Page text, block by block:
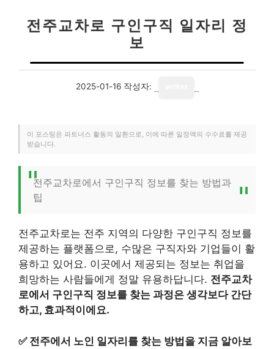
전주교차로 구인구직 일자리 정
보
2025-01-16 작성자:
이 포스팅은 파트너스 활동의 일환으로, 이에 따른 일정액의 수수료를 제공
받습니다.
전주교차로에서 구인구직 정보를 찾는 방법과
팁
전주교차로는 전주 지역의 다양한 구인구직 정보를
제공하는 플랫폼으로, 수많은 구직자와 기업들이 활
용하고 있어요. 이곳에서 제공되는 정보는 취업을
희망하는 사람들에게 정말 유용하답니다. 전주교차
로에서 구인구직 정보를 찾는 과정은 생각보다 간단
하고, 효과적이에요.
✅ 전주에서 노인 일자리를 찾는 방법을 지금 알아보